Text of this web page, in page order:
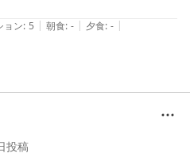
が結果的に貸し切り利用になったの
リしており気楽に過ごせました。
にお客さんがいると音とかかなり気
ンセントが少ないのでタップか延長
実した施設を希望の方はホテルを選
ョン: 5 | 朝食: - | 夕食: - |
投稿